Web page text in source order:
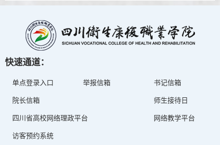
快速通道：
单点登录入口 举报信箱 书记信箱
院长信箱 师生接待日
四川省高校网络理政平台 网络教学平台
访客预约系统